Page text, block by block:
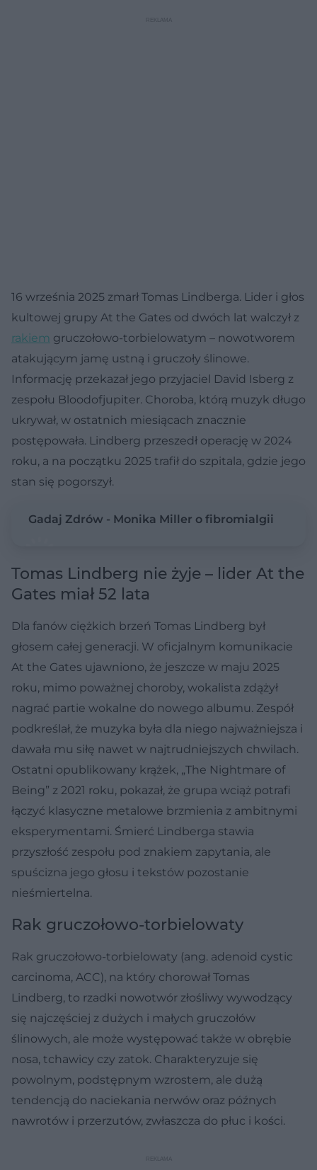
16 września 2025 zmarł Tomas Lindberga. Lider i głos
kultowej grupy At the Gates od dwóch lat walczył z
rakiem gruczołowo-torbielowatym – nowotworem
atakującym jamę ustną i gruczoły ślinowe.
Informację przekazał jego przyjaciel David Isberg z
zespołu Bloodofjupiter. Choroba, którą muzyk długo
ukrywał, w ostatnich miesiącach znacznie
postępowała. Lindberg przeszedł operację w 2024
roku, a na początku 2025 trafił do szpitala, gdzie jego
stan się pogorszył.
Gadaj Zdrów - Monika Miller o fibromialgii
Tomas Lindberg nie żyje – lider At the
Gates miał 52 lata
Dla fanów ciężkich brzeń Tomas Lindberg był
głosem całej generacji. W oficjalnym komunikacie
At the Gates ujawniono, że jeszcze w maju 2025
roku, mimo poważnej choroby, wokalista zdążył
nagrać partie wokalne do nowego albumu. Zespół
podkreślał, że muzyka była dla niego najważniejsza i
dawała mu siłę nawet w najtrudniejszych chwilach.
Ostatni opublikowany krążek, „The Nightmare of
Being” z 2021 roku, pokazał, że grupa wciąż potrafi
łączyć klasyczne metalowe brzmienia z ambitnymi
eksperymentami. Śmierć Lindberga stawia
przyszłość zespołu pod znakiem zapytania, ale
spuścizna jego głosu i tekstów pozostanie
nieśmiertelna.
Rak gruczołowo-torbielowaty
Rak gruczołowo-torbielowaty (ang. adenoid cystic
carcinoma, ACC), na który chorował Tomas
Lindberg, to rzadki nowotwór złośliwy wywodzący
się najczęściej z dużych i małych gruczołów
ślinowych, ale może występować także w obrębie
nosa, tchawicy czy zatok. Charakteryzuje się
powolnym, podstępnym wzrostem, ale dużą
tendencją do naciekania nerwów oraz późnych
nawrotów i przerzutów, zwłaszcza do płuc i kości.